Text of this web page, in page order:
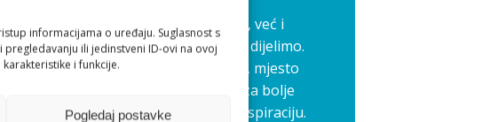
informacijama o uređaju. Suglasnost s
ili jedinstveni ID-ovi na ovoj
i funkcije.
Pogledaj postavke
Zdravlje nije samo osobna briga, već i
putovanje koje je ljepše kada ga dijelimo.
Zato smo pokrenuli Aquilia blog, mjesto
gdje zajedno stvaramo prostor za bolje
navike, međusobnu podršku i inspiraciju.